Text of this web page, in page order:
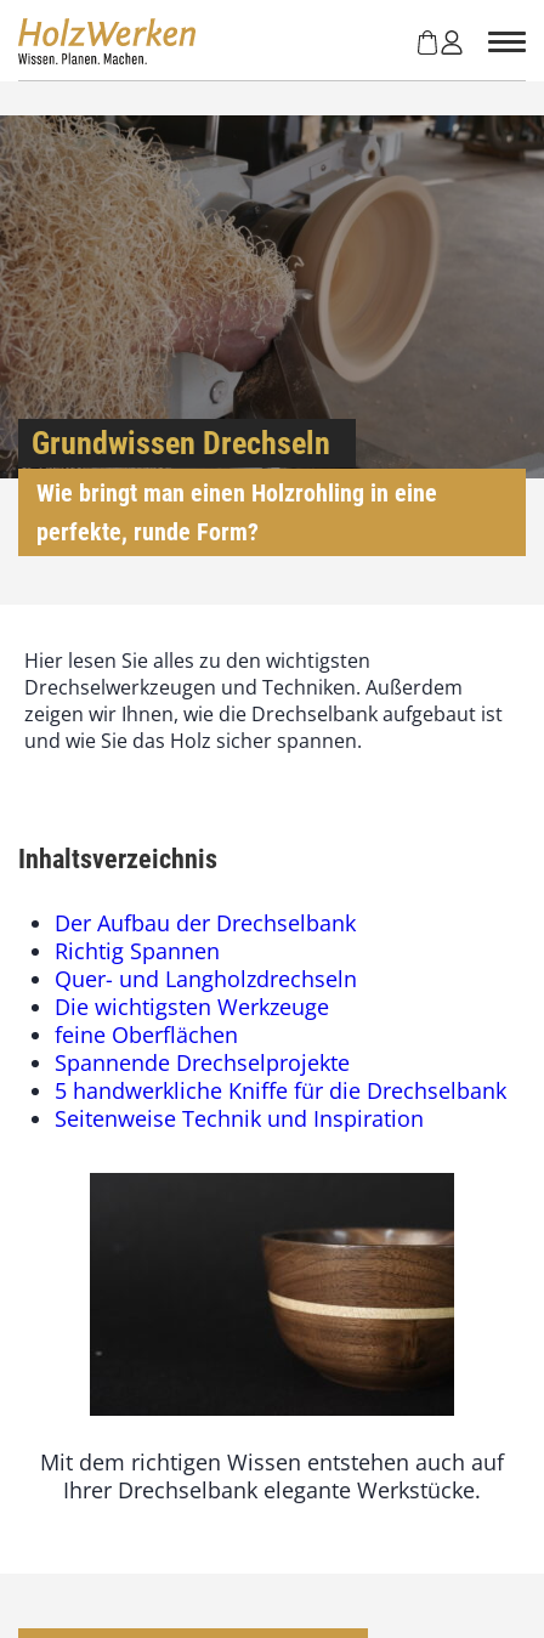
n
h
a
l
t
s
p
r
i
n
g
e
n
Grundwissen Drechseln
Wie bringt man einen Holzrohling in eine
perfekte, runde Form?
Hier lesen Sie alles zu den wichtigsten
Drechselwerkzeugen und Techniken. Außerdem
zeigen wir Ihnen, wie die Drechselbank aufgebaut ist
und wie Sie das Holz sicher spannen.
Inhaltsverzeichnis
Der Aufbau der Drechselbank
Richtig Spannen
Quer- und Langholzdrechseln
Die wichtigsten Werkzeuge
feine Oberflächen
Spannende Drechselprojekte
5 handwerkliche Kniffe für die Drechselbank
Seitenweise Technik und Inspiration
Mit dem richtigen Wissen entstehen auch auf
Ihrer Drechselbank elegante Werkstücke.